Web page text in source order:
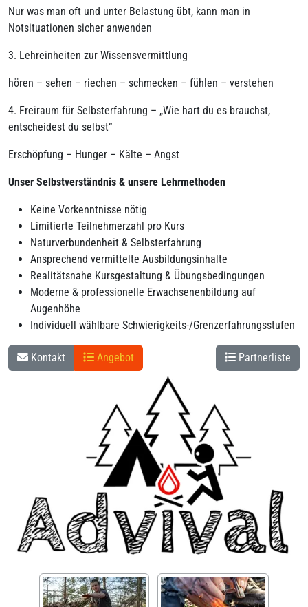
Nur was man oft und unter Belastung übt, kann man in
Notsituationen sicher anwenden
3. Lehreinheiten zur Wissensvermittlung
hören – sehen – riechen – schmecken – fühlen – verstehen
4. Freiraum für Selbsterfahrung – „Wie hart du es brauchst,
entscheidest du selbst“
Erschöpfung – Hunger – Kälte – Angst
Unser Selbstverständnis & unsere Lehrmethoden
Keine Vorkenntnisse nötig
Limitierte Teilnehmerzahl pro Kurs
Naturverbundenheit & Selbsterfahrung
Ansprechend vermittelte Ausbildungsinhalte
Realitätsnahe Kursgestaltung & Übungsbedingungen
Moderne & professionelle Erwachsenenbildung auf
Augenhöhe
Individuell wählbare Schwierigkeits-/Grenzerfahrungsstufen
Partnerliste
Kontakt Angebot